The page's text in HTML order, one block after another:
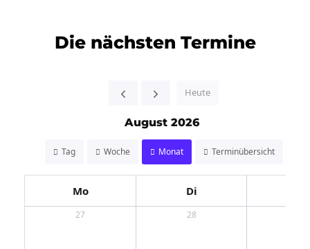
Die nächsten Termine
Heute
August 2026
Tag Woche Monat Terminübersicht
Mo Di
27 28